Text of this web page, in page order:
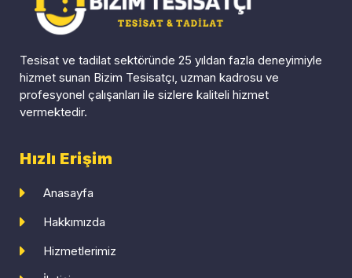
Tesisat ve tadilat sektöründe 25 yıldan fazla deneyimiyle
hizmet sunan Bizim Tesisatçı, uzman kadrosu ve
profesyonel çalışanları ile sizlere kaliteli hizmet
vermektedir.
Hızlı Erişim
Anasayfa
Hakkımızda
Hizmetlerimiz